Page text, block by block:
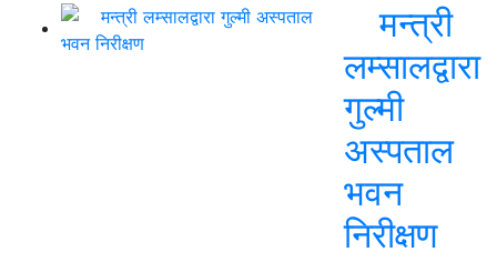
मन्त्री
लम्सालद्वारा
गुल्मी
अस्पताल
भवन
निरीक्षण